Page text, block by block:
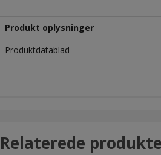
Produkt oplysninger
Produktdatablad
Relaterede